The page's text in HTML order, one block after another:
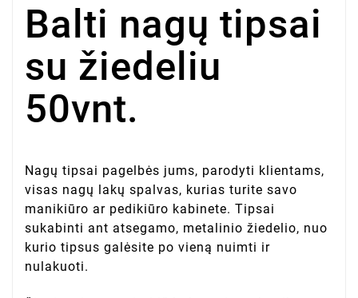
Balti nagų tipsai
su žiedeliu
50vnt.
Nagų tipsai pagelbės jums, parodyti klientams,
visas nagų lakų spalvas, kurias turite savo
manikiūro ar pedikiūro kabinete. Tipsai
sukabinti ant atsegamo, metalinio žiedelio, nuo
kurio tipsus galėsite po vieną nuimti ir
nulakuoti.